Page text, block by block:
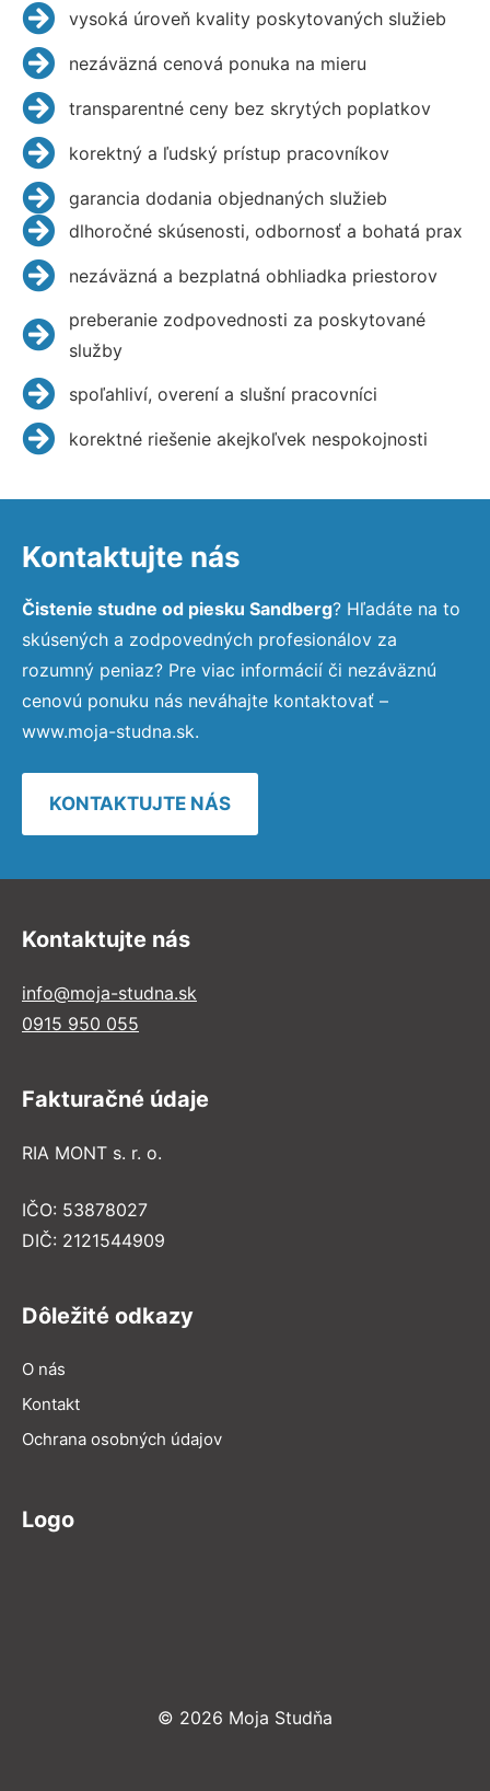
vysoká úroveň kvality poskytovaných služieb
nezáväzná cenová ponuka na mieru
transparentné ceny bez skrytých poplatkov
korektný a ľudský prístup pracovníkov
garancia dodania objednaných služieb
dlhoročné skúsenosti, odbornosť a bohatá prax
nezáväzná a bezplatná obhliadka priestorov
preberanie zodpovednosti za poskytované
služby
spoľahliví, overení a slušní pracovníci
korektné riešenie akejkoľvek nespokojnosti
Kontaktujte nás
Čistenie studne od piesku Sandberg? Hľadáte na to
skúsených a zodpovedných profesionálov za
rozumný peniaz? Pre viac informácií či nezáväznú
cenovú ponuku nás neváhajte kontaktovať –
www.moja-studna.sk.
KONTAKTUJTE NÁS
Kontaktujte nás
info@moja-studna.sk
0915 950 055
Fakturačné údaje
RIA MONT s. r. o.
IČO: 53878027
DIČ: 2121544909
Dôležité odkazy
O nás
Kontakt
Ochrana osobných údajov
Logo
© 2026 Moja Studňa